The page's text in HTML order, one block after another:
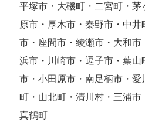
平塚市・大磯町・二宮町・
原市・厚木市・秦野市・中井
市・座間市・綾瀬市・大和
浜市・川崎市・逗子市・葉
市・小田原市・南足柄市・愛
町・山北町・清川村・三浦市
真鶴町